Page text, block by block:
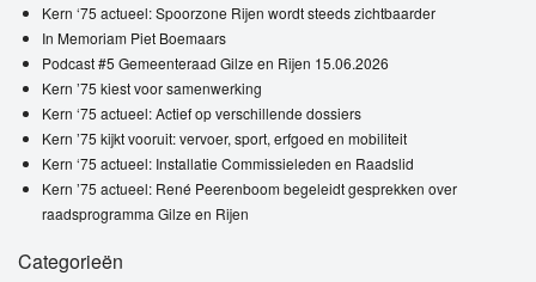
Kern ‘75 actueel: Spoorzone Rijen wordt steeds zichtbaarder
In Memoriam Piet Boemaars
Podcast #5 Gemeenteraad Gilze en Rijen 15.06.2026
Kern ’75 kiest voor samenwerking
Kern ‘75 actueel: Actief op verschillende dossiers
Kern ’75 kijkt vooruit: vervoer, sport, erfgoed en mobiliteit
Kern ‘75 actueel: Installatie Commissieleden en Raadslid
Kern ’75 actueel: René Peerenboom begeleidt gesprekken over
raadsprogramma Gilze en Rijen
Categorieën